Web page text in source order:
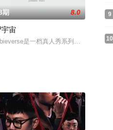
级乐队》制作组的《隐藏音乐人发掘
期 8.0
宙
是一档真人秀系列节目，设定
9
10